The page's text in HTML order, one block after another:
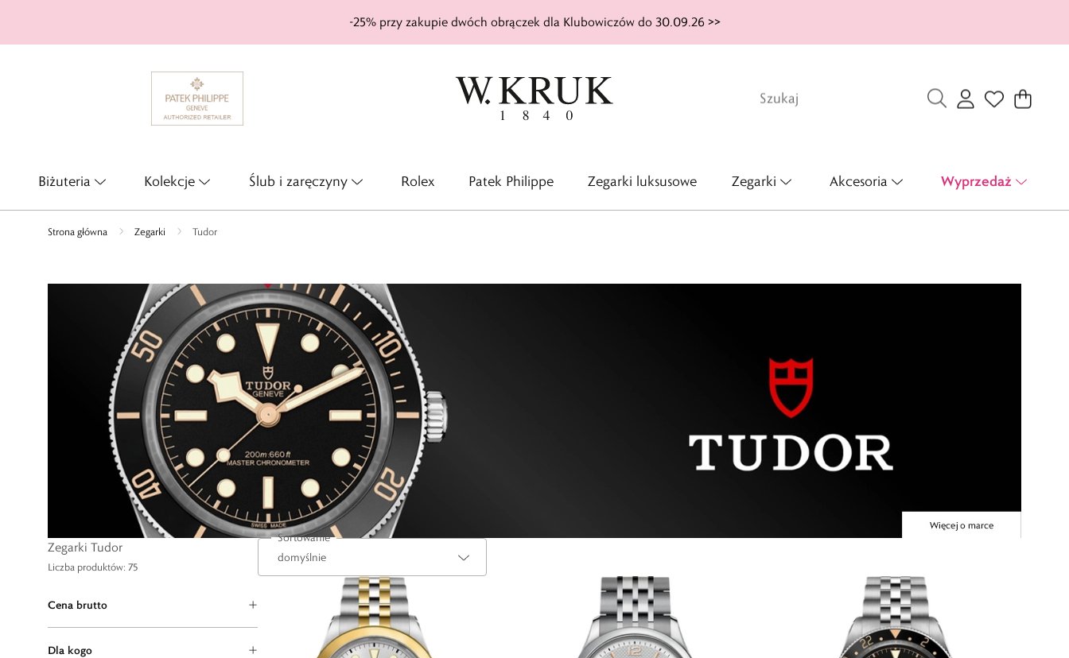
-25% przy zakupie dwóch obrączek dla Klubowiczów do 30.09.26 >>
Biżuteria Kolekcje Ślub i zaręczyny Rolex Patek Philippe Zegarki luksusowe Zegarki Akcesoria Wyprzedaż
Strona główna Zegarki Tudor
Zegarki Tudor
Liczba produktów: 75
Sortowanie
Cena brutto
Dla kogo